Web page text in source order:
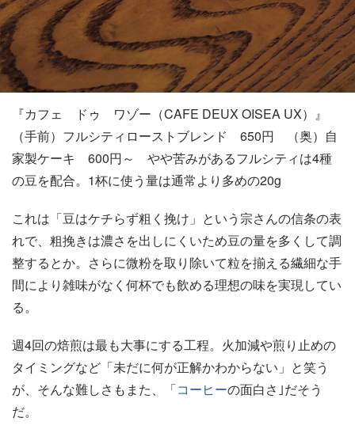
『カフェ ドゥ ワゾー（CAFE DEUX OISEA UX）』
（手前）フルシティローストブレンド 650円 （奥）自
家製ケーキ 600円～ やや苦みがあるフルシティは4種
の豆を配合。1杯に使う量は通常より多めの20g
これは「豆はケチらず粗く挽け」という宗さんの信条の表
れで、粗挽きは濃さを出しにくいため豆の量を多くして調
整するとか。さらに微粉を取り除いて粒を揃える繊細な手
間により雑味がなく何杯でも飲める理想の味を実現してい
る。
週4回の焙煎は最も大事にする工程。火加減や煎り止めの
タイミングなど「未だに何が正解かわからない」と笑う
が、そんな難しさもまた、「コーヒーの面白さ｣だそう
だ。